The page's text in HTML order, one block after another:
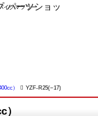
イクマフラー
） YZF-R25(~17)